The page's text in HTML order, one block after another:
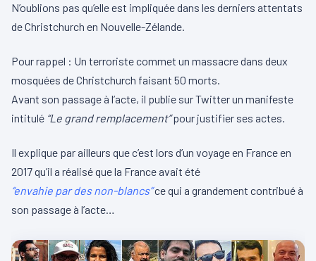
N’oublions pas qu’elle est impliquée dans les derniers attentats
de Christchurch en Nouvelle-Zélande.
Pour rappel : Un terroriste commet un massacre dans deux
mosquées de Christchurch faisant 50 morts.
Avant son passage à l’acte, il publie sur Twitter un manifeste
intitulé “Le grand remplacement”pour justifier ses actes.
Il explique par ailleurs que c’est lors d’un voyage en France en
2017 qu’il a réalisé que la France avait été
“envahie par des non-blancs”ce qui a grandement contribué à
son passage à l’acte…